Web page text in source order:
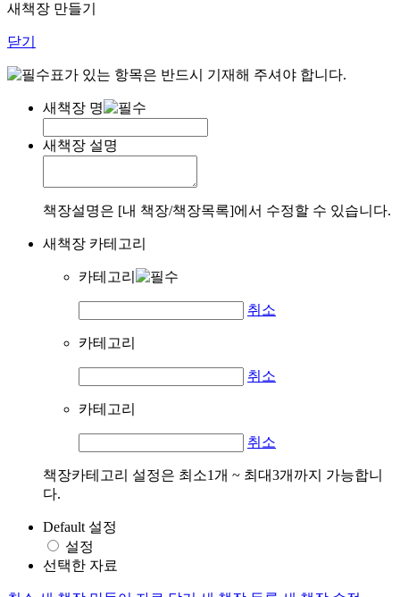
새책장 만들기
닫기
표가 있는 항목은 반드시 기재해 주셔야 합니다.
새책장 명
새책장 설명
책장설명은 [내 책장/책장목록]에서 수정할 수 있습니다.
새책장 카테고리
카테고리
취소
카테고리
취소
카테고리
취소
책장카테고리 설정은 최소1개 ~ 최대3개까지 가능합니
다.
Default 설정
설정
선택한 자료